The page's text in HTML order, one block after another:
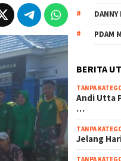
PDAM
BERITA
TANPA
Andi Utta
…
TANPA
Jelang
TANPA